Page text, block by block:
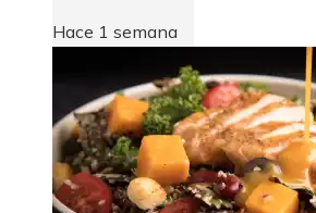
Hace 1 semana